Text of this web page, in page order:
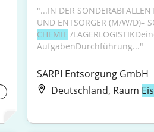
"...IN DER
CHEMIE /
AufgabenDurchführung..."
SARPI Entsorgung GmbH
Deutschland, Raum